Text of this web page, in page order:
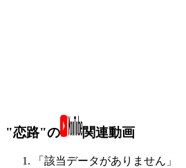
"恋路"の 関連動画
「該当データがありません」